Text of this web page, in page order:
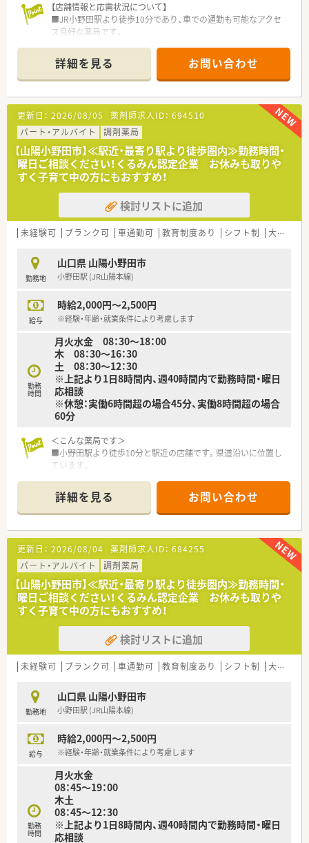
の対人業務に専念できるよう役割分担が明確な職場です。
【店舗情報と応需状況について】
■JR小野田駅より徒歩10分であり、車での通勤も可能なアクセ
ス良好な薬局です。
しています。
■処方箋枚数は1日平均50枚程度で、複数の薬剤師が協力して丁
寧に対応しています。
【業務内容】
■近隣のクリニックより内科、循環器などをメインに処方応需し
ています。
■処方箋枚数は約50枚/日程度です。
■週32時間勤務の募集です。土曜日の勤務は必須となります。3
連休の取得もご相談可能です。
【法人特徴について】
■山口県を中心に30店舗以上を展開し、地域社会への貢献を重
視する安定経営の企業です。
■「くるみん」認定や「イクメン応援企業」登録など、子育て支援
■有給休暇取得率は90％以上、育休復帰率は100％と、働きやす
さが数字にも表れています。
詳細を見る お問い合わせ
更新日： 2026/08/05 薬剤師求人ID： 694510
パート・アルバイト
調剤薬局
【山陽小野田市】≪駅近・最寄り駅より徒歩圏内≫勤務時間・
曜日ご相談ください！くるみん認定企業 お休みも取りや
すく子育て中の方にもおすすめ！
検討リストに追加
未経験可 ブランク可 車通勤可 教育制度あり シフト制 大手チェーン以外
勤務地
山口県 山陽小野田市
小野田駅 (JR山陽本線)
給与
時給2,000円～2,500円
※経験・年齢・就業条件により考慮します
勤務
時間
月火水金 08：30～18：00
木 08：30～16：30
土 08：30～12：30
※上記より1日8時間内、週40時間内で勤務時間・曜日
応相談
※休憩：実働6時間超の場合45分、実働8時間超の場合
60分
＜こんな薬局です＞
■小野田駅より徒歩10分と駅近の店舗です。県道沿いに位置し
ています。
＜業務内容＞
■近隣のクリニックより内科、循環器などをメインに処方応需し
ています。
■処方箋枚数は約50枚/日程度です。
■教育体制・福利厚生が充実していますので未経験の方はもちろ
ん、子育て中の方やプライベートと両立してメリハリつけて働き
たい方にもおすすめの環境です。
＜研修制度・教育体制＞
■各段階別の研修システムや定期的なセミナー・専属接遇インス
トラクター指導による接客サービスの徹底を行っています。
■将来独立を考えている方への支援をするフランチャイズシス
テムを導入。勤続10年より相談可能です。
独立希望の薬剤師の方は、薬局経営の勉強をしながら自分の思
＜法人特徴＞
当社は山口県を中心に広島や関東、九州に調剤薬局を展開してい
山口県をはじめ34店舗を展開し、地域・社会貢献にも積極的に取
り組んでおります。
2020年には、山口県から男女がともに働きながら安心して子育
てできる雇用環境づくりをテーマとした「やまぐち子育て応援企
業」と「やまぐちイクメン応援企業」に登録されました。
また、山口労働局から「子育てサポート企業」として「くるみん」
認定を受け、男女ともに働きやすい環境づくりに取り組んでいま
す。
詳細を見る お問い合わせ
更新日： 2026/08/04 薬剤師求人ID： 684255
パート・アルバイト
調剤薬局
【山陽小野田市】≪駅近・最寄り駅より徒歩圏内≫勤務時間・
曜日ご相談ください！くるみん認定企業 お休みも取りや
すく子育て中の方にもおすすめ！
検討リストに追加
未経験可 ブランク可 車通勤可 教育制度あり シフト制 大手チェーン以外
勤務地
山口県 山陽小野田市
小野田駅 (JR山陽本線)
給与
時給2,000円～2,500円
※経験・年齢・就業条件により考慮します
勤務
時間
月火水金
08：45～19：00
木土
08：45～12：30
※上記より1日8時間内、週40時間内で勤務時間・曜日
応相談